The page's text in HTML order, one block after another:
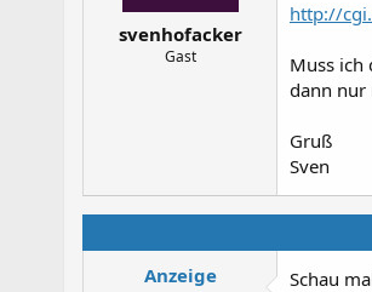
svenhofacker
Gast
http://
Muss ich
dann nur
Gruß
Sven
Anzeige Schau